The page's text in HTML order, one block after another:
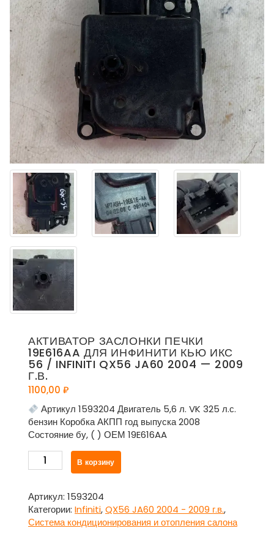
АКТИВАТОР ЗАСЛОНКИ ПЕЧКИ
19E616AA ДЛЯ ИНФИНИТИ КЬЮ ИКС
56 / INFINITI QX56 JA60 2004 — 2009
Г.В.
1100,00 ₽
Артикул 1593204 Двигатель 5,6 л. VK 325 л.с.
бензин Коробка АКПП год выпуска 2008
Состояние бу, ( ) ОЕМ 19E616AA
Количество
товара
заслонки
печки
19E616AA
В корзину
Артикул: 1593204
Категории: Infiniti,QX56 JA60 2004 - 2009 г.в.,
Система кондиционирования и отопления салона